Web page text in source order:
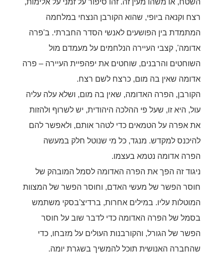
השטח, או משהו מעין זה. זהו סיפור על זמני על אלימות,
רצח וקנאה ביופי, שהוא הקורבן הנצחי במלחמה
המתמדת בין הפושעים לאנשי הסדר החברתי. ב'פרה
אדומה', קצבי העיירה הנלחמים על מעמדם מול
השוחטים והרבנים, שוחטים את יפהפיית העיירה – פרה
אדומה שאין בה מום, כרצח לשם רצח.
הקורבן, הפרה האדומה, שאין בה מום, ושלא עלה עליה
עול, היא זו, שעל פי ההלכה היהודית, יש לשרוף ולהזות
את אפרה על הטמאים כדי לטהר אותם, ולאפשר להם
להיכנס למקדש. מנגד, כל מי שנוטל חלק במעשה
הפרה אדומה נטמא בעצמו.
ניגוד זה הפך את הפרה האדומה לסמל המובהק של
חוסר הפשר של מעשי האדם, וחוסר הפשר של המצוות
המוטלות עליו. במילים אחרות, ברדיצ'בסקי משתמש
בסמל של הפרה האדומה כדי לדבר שוב על חוסר
הפשר של הגורל, והקורבנות העולים על מזבחו, כדי
שהחברה האנושית תוכל להמשיך בשגרת יומה.